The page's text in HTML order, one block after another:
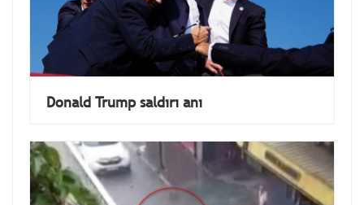
Donald Trump saldırı anı